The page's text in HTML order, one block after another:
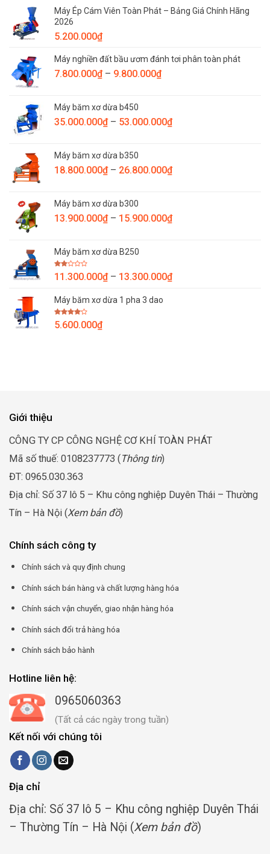
5.900.000₫
Máy Ép Cám Viên Toàn Phát – Bảng Giá Chính Hãng
2026
5.200.000₫
Máy nghiền đất bầu ươm đánh tơi phân toàn phát
7.800.000₫ – 9.800.000₫Khoảng
đến
Máy băm xơ dừa b450
35.000.000₫ – 53.000.000₫Khoảng
đến
Máy băm xơ dừa b350
18.800.000₫ – 26.800.000₫Khoảng
đến
Máy băm xơ dừa b300
13.900.000₫ – 15.900.000₫Khoảng
15.900.000₫
Máy băm xơ dừa B250
Được
xếp
5
11.300.000₫ – 13.300.000₫Khoảng
Máy băm xơ dừa 1 pha 3 dao
Được
xếp
5.600.000₫
Giới thiệu
CÔNG TY CP CÔNG NGHỆ CƠ KHÍ TOÀN PHÁT
Mã số thuế: 0108237773 (Thông tin)
ĐT: 0965.030.363
Địa chỉ: Số 37 lô 5 – Khu công nghiệp Duyên Thái – Thường
Tín – Hà Nội (Xem bản đồ)
Chính sách công ty
Chính sách và quy định chung
Chính sách bán hàng và chất lượng hàng hóa
Chính sách vận chuyển, giao nhận hàng hóa
Chính sách đổi trả hàng hóa
Chính sách bảo hành
Hotline liên hệ:
0965060363
(Tất cả các ngày trong tuần)
Kết nối với chúng tôi
Địa chỉ
Địa chỉ: Số 37 lô 5 – Khu công nghiệp Duyên Thái
– Thường Tín – Hà Nội (Xem bản đồ)